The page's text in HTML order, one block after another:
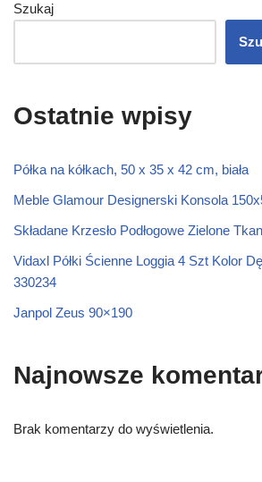
Szukaj
Ostatnie wpisy
Półka na kółkach, 50 x 35 x 42 cm, biała
Meble Glamour Designerski Konsola
Składane Krzesło Podłogowe Zielone
Vidaxl Półki Ścienne Loggia 4 Szt Kolor
330234
Janpol Zeus 90×190
Najnowsze
Brak komentarzy do wyświetlenia.